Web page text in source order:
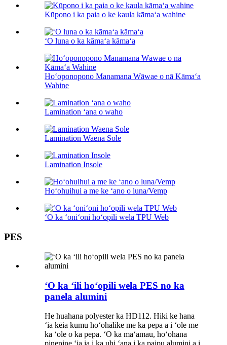
Kūpono i ka paia o ke kaula kāmaʻa wahine
ʻO luna o ka kāmaʻa kāmaʻa
Hoʻoponopono Manamana Wāwae o nā Kāmaʻa
Wahine
Lamination ʻana o waho
Lamination Waena Sole
Lamination Insole
Hoʻohuihui a me ke ʻano o luna/Vemp
ʻO ka ʻoniʻoni hoʻopili wela TPU Web
PES
ʻO ka ʻili hoʻopili wela PES no ka
panela alumini
He huahana polyester ka HD112. Hiki ke hana
ʻia kēia kumu hoʻohālike me ka pepa a i ʻole me
ka ʻole o ka pepa. ʻO ka maʻamau, hoʻohana